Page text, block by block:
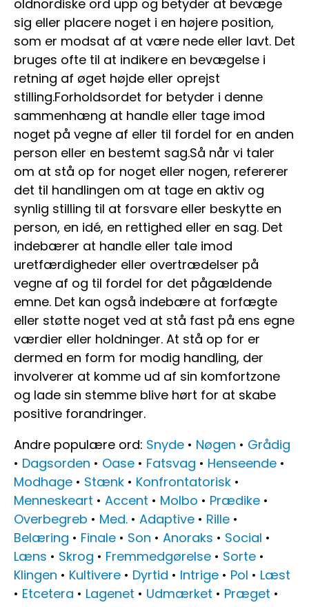
oldnordiske ord upp og betyder at bevæge
sig eller placere noget i en højere position,
som er modsat af at være nede eller lavt. Det
bruges ofte til at indikere en bevægelse i
retning af øget højde eller oprejst
stilling.Forholdsordet for betyder i denne
sammenhæng at handle eller tage imod
noget på vegne af eller til fordel for en anden
person eller en bestemt sag.Så når vi taler
om at stå op for noget eller nogen, refererer
det til handlingen om at tage en aktiv og
synlig stilling til at forsvare eller beskytte en
person, en idé, en rettighed eller en sag. Det
indebærer at handle eller tale imod
uretfærdigheder eller overtrædelser på
vegne af og til fordel for det pågældende
emne. Det kan også indebære at forfægte
eller støtte noget ved at stå fast på ens egne
værdier eller holdninger. At stå op for er
dermed en form for modig handling, der
involverer at komme ud af sin komfortzone
og lade sin stemme blive hørt for at skabe
positive forandringer.
Andre populære ord: Snyde • Nøgen • Grådig
• Dagsorden • Oase • Fatsvag • Henseende •
Modhage • Stænk • Konfrontatorisk •
Menneskeart • Accent • Molbo • Prædike •
Overbegreb • Med. • Adaptive • Rille •
Belæring • Finale • Son • Anoraks • Social •
Læns • Skrog • Fremmedgørelse • Sorte •
Klingen • Kultivere • Dyrtid • Intrige • Pol • Læst
• Etcetera • Lagenet • Udmærket • Præget •